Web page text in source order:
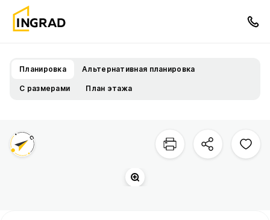
Планировка Альтернативная планировка
С размерами План этажа